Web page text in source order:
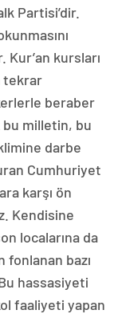
Partisi’dir.
Kur’an kursları
tekrar
beraber
bu milletin, bu
darbe
Cumhuriyet
karşı ön
Kendisine
localarına da
fonlanan bazı
hassasiyeti
faaliyeti yapan